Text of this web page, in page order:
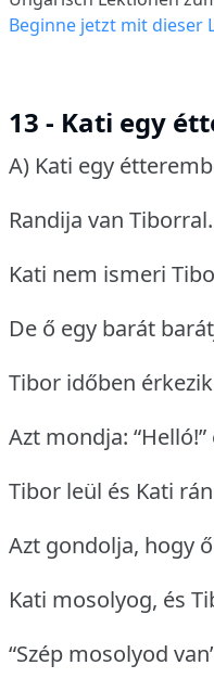
Beginne jetzt mit dieser
13 - Kati egy
A) Kati egy
Randija van Tiborral.
Kati nem ismeri
De ő egy barát
Tibor időben
Azt mondja: “Helló!”
Tibor leül és Kati
Azt gondolja, hogy
Kati mosolyog, és
“Szép mosolyod